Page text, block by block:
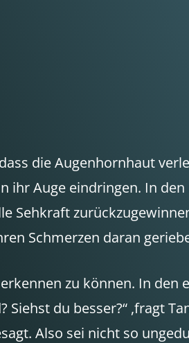
die Augenhornhaut
Auge eindringen. In den
Sehkraft
Schmerzen daran
zu können. In den
du besser?“ ,fragt
Also sei nicht so